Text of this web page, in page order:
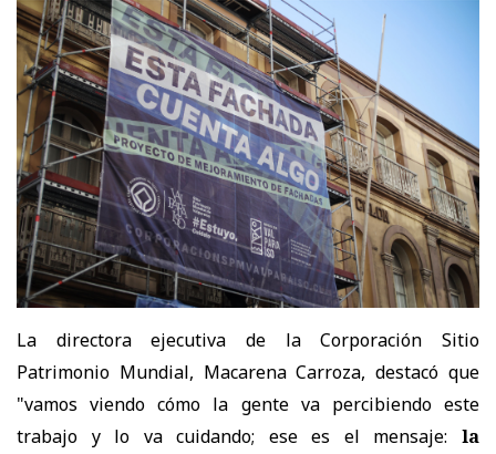
La directora ejecutiva de la Corporación Sitio
Patrimonio Mundial, Macarena Carroza, destacó que
"vamos viendo cómo la gente va percibiendo este
trabajo y lo va cuidando; ese es el mensaje: la